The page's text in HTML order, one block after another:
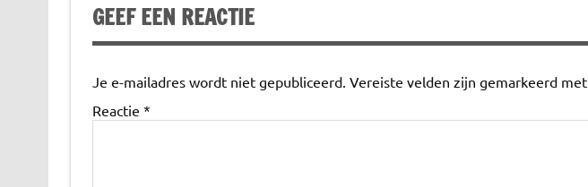
GEEF EEN REACTIE
Je e-mailadres wordt niet gepubliceerd. Vereiste velden zijn gemarkeerd met
Reactie *